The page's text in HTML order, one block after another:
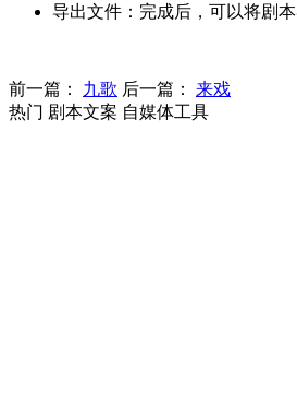
导出文件：完成后，可以将剧
前一篇： 九歌 后一篇：
来戏
热门 剧本文案 自媒体工具